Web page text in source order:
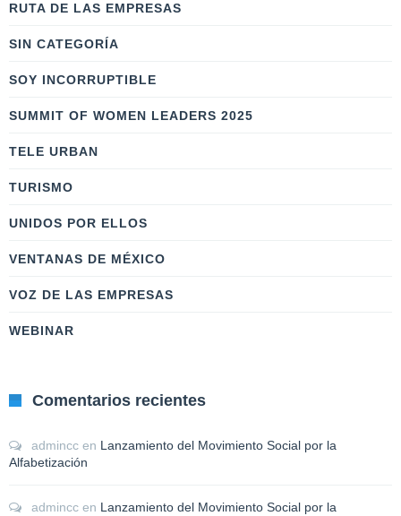
RUTA DE LAS EMPRESAS
SIN CATEGORÍA
SOY INCORRUPTIBLE
SUMMIT OF WOMEN LEADERS 2025
TELE URBAN
TURISMO
UNIDOS POR ELLOS
VENTANAS DE MÉXICO
VOZ DE LAS EMPRESAS
WEBINAR
Comentarios recientes
admincc en Lanzamiento del Movimiento Social por la
Alfabetización
admincc en Lanzamiento del Movimiento Social por la